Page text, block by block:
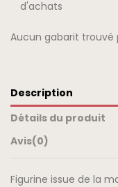
d'achats
Aucun gabarit trouvé
Description
Détails du produit
Avis(0)
Figurine issue de la